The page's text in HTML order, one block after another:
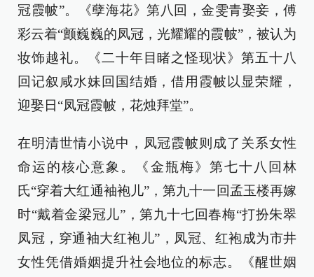
冠霞帔”。《孽海花》第八回，金雯青娶妾，傅
彩云着“颤巍巍的凤冠，光耀耀的霞帔”，被认为
妆饰越礼。《二十年目睹之怪现状》第五十八
回记叙咸水妹回国结婚，借用霞帔以显荣耀，
迎娶日“凤冠霞帔，花烛拜堂”。
在明清世情小说中，凤冠霞帔则成了关系女性
命运的核心意象。《金瓶梅》第七十八回林
氏“穿着大红通袖袍儿”，第九十一回孟玉楼再嫁
时“戴着金梁冠儿”，第九十七回春梅“打扮朱翠
凤冠，穿通袖大红袍儿”，凤冠、红袍成为市井
女性凭借婚姻提升社会地位的标志。《醒世姻